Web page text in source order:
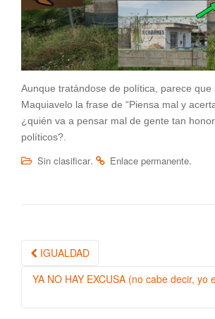
Aunque tratándose de política, parece que
Maquiavelo la frase de “Piensa mal y
¿quién va a pensar mal de gente tan
políticos?.
Sin clasificar. Enlace permanente.
Navegación de la
IGUALDAD
YA NO HAY EXCUSA (no cabe decir, yo